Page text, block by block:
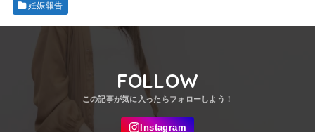
妊娠報告
FOLLOW